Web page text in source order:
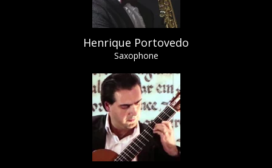
Henrique Portovedo
Saxophone